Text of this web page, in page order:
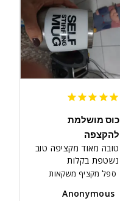
כוס מושלמת
להקצפה
טובה מאוד מקציפה טוב
נשטפת בקלות
ספל מקציף משקאות
Anonymous